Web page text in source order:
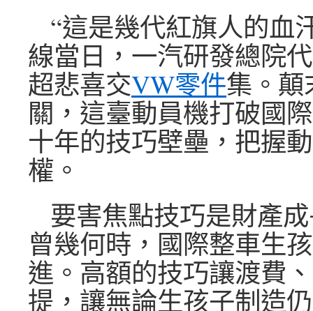
“這是幾代紅旗人的血
線當日，一汽研發總院
超悲喜交VW零件集。顛
關，這臺動員機打破國
十年的技巧壁壘，把握
權。
要害焦點技巧是財產
曾幾何時，國際整車生
進。高額的技巧讓渡費
提，讓無論生孩子制造